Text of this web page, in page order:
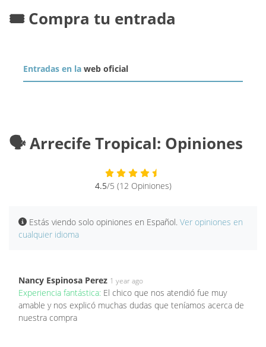
🎟️ Compra tu entrada
Entradas en la web oficial
🗣️ Arrecife Tropical: Opiniones
4.5/5 (12 Opiniones)
Estás viendo solo opiniones en Español. Ver opiniones en
cualquier idioma
Nancy Espinosa Perez 1 year ago
Experiencia fantástica: El chico que nos atendió fue muy
amable y nos explicó muchas dudas que teníamos acerca de
nuestra compra